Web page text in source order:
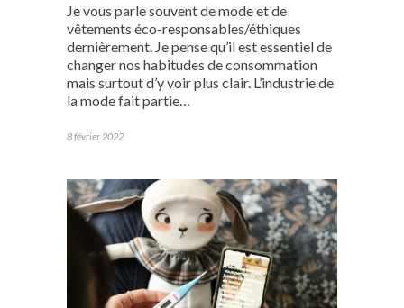
Je vous parle souvent de mode et de
vêtements éco-responsables/éthiques
dernièrement. Je pense qu’il est essentiel de
changer nos habitudes de consommation
mais surtout d’y voir plus clair. L’industrie de
la mode fait partie…
8 février 2022